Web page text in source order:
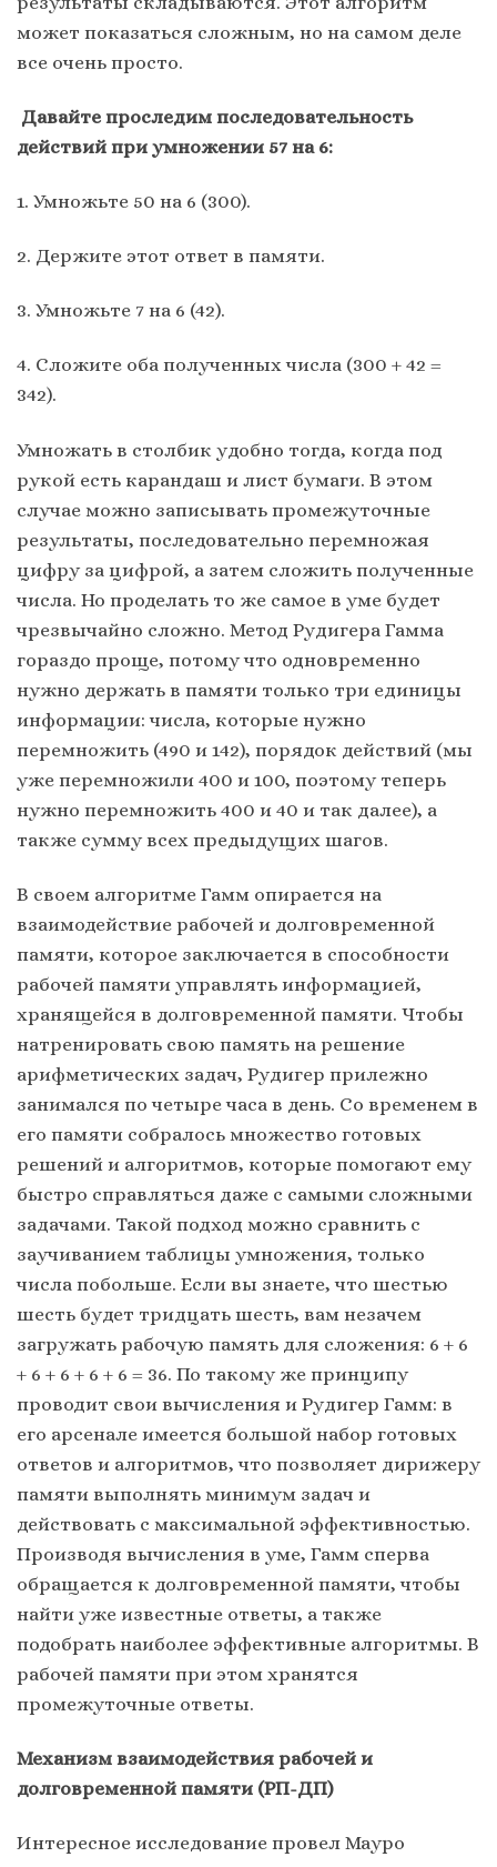
может показаться сложным, но на самом деле
все очень просто.
Давайте проследим последовательность
действий при умножении 57 на 6:
1. Умножьте 50 на 6 (300).
2. Держите этот ответ в памяти.
3. Умножьте 7 на 6 (42).
4. Сложите оба полученных числа (300 + 42 =
342).
Умножать в столбик удобно тогда, когда под
рукой есть карандаш и лист бумаги. В этом
случае можно записывать промежуточные
результаты, последовательно перемножая
цифру за цифрой, а затем сложить полученные
числа. Но проделать то же самое в уме будет
чрезвычайно сложно. Метод Рудигера Гамма
гораздо проще, потому что одновременно
нужно держать в памяти только три единицы
информации: числа, которые нужно
перемножить (490 и 142), порядок действий (мы
уже перемножили 400 и 100, поэтому теперь
нужно перемножить 400 и 40 и так далее), а
также сумму всех предыдущих шагов.
В своем алгоритме Гамм опирается на
взаимодействие рабочей и долговременной
памяти, которое заключается в способности
рабочей памяти управлять информацией,
хранящейся в долговременной памяти. Чтобы
натренировать свою память на решение
арифметических задач, Рудигер прилежно
занимался по четыре часа в день. Со временем в
его памяти собралось множество готовых
решений и алгоритмов, которые помогают ему
быстро справляться даже с самыми сложными
задачами. Такой подход можно сравнить с
заучиванием таблицы умножения, только
числа побольше. Если вы знаете, что шестью
шесть будет тридцать шесть, вам незачем
загружать рабочую память для сложения: 6 + 6
+ 6 + 6 + 6 + 6 = 36. По такому же принципу
проводит свои вычисления и Рудигер Гамм: в
его арсенале имеется большой набор готовых
ответов и алгоритмов, что позволяет дирижеру
памяти выполнять минимум задач и
действовать с максимальной эффективностью.
Производя вычисления в уме, Гамм сперва
обращается к долговременной памяти, чтобы
найти уже известные ответы, а также
подобрать наиболее эффективные алгоритмы. В
рабочей памяти при этом хранятся
промежуточные ответы.
Механизм взаимодействия рабочей и
долговременной памяти (РП-ДП)
Интересное исследование провел Мауро